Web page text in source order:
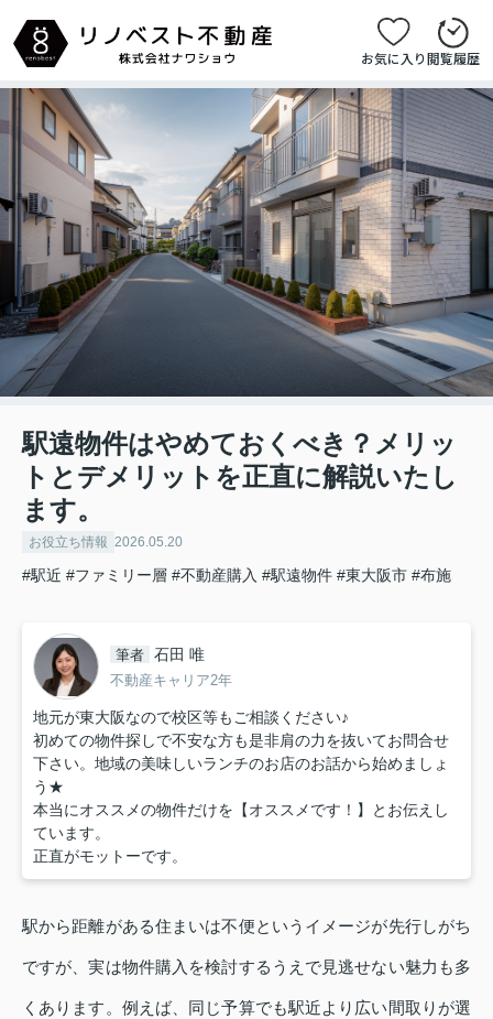
お気に入り閲覧履歴
駅遠物件はやめておくべき？メリッ
トとデメリットを正直に解説いたし
ます。
お役立ち情報 2026.05.20
#駅近 #ファミリー層 #不動産購入 #駅遠物件 #東大阪市 #布施
筆者 石田 唯
不動産キャリア2年
地元が東大阪なので校区等もご相談ください♪
初めての物件探しで不安な方も是非肩の力を抜いてお問合せ
下さい。地域の美味しいランチのお店のお話から始めましょ
う★
本当にオススメの物件だけを【オススメです！】とお伝えし
ています。
正直がモットーです。
駅から距離がある住まいは不便というイメージが先行しがち
ですが、実は物件購入を検討するうえで見逃せない魅力も多
くあります。例えば、同じ予算でも駅近より広い間取りが選